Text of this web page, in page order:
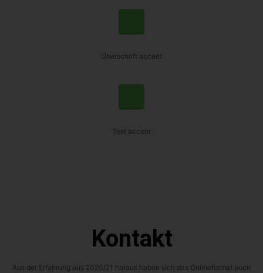
Überschrift accent
Text accent
Kontakt
Aus der Erfahrung aus 2020/21 heraus haben sich das Onlineformat auch